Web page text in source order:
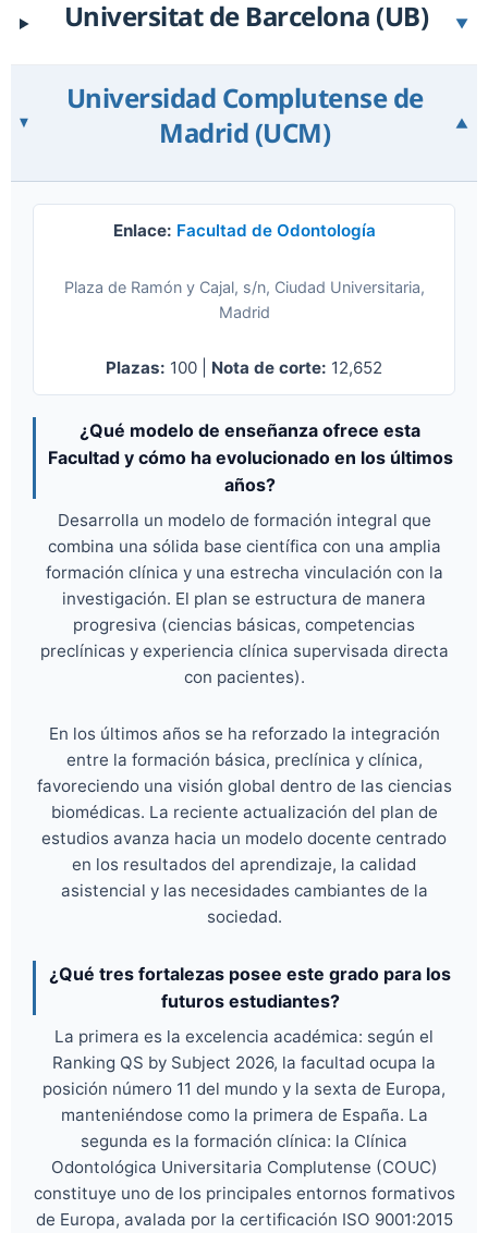
Universitat de Barcelona (UB) ▼
Universidad Complutense de
Madrid (UCM)
▼
Enlace: Facultad de Odontología
Plaza de Ramón y Cajal, s/n, Ciudad Universitaria,
Madrid
Plazas: 100 | Nota de corte: 12,652
¿Qué modelo de enseñanza ofrece esta
Facultad y cómo ha evolucionado en los últimos
años?
Desarrolla un modelo de formación integral que
combina una sólida base científica con una amplia
formación clínica y una estrecha vinculación con la
investigación. El plan se estructura de manera
progresiva (ciencias básicas, competencias
preclínicas y experiencia clínica supervisada directa
con pacientes).
En los últimos años se ha reforzado la integración
entre la formación básica, preclínica y clínica,
favoreciendo una visión global dentro de las ciencias
biomédicas. La reciente actualización del plan de
estudios avanza hacia un modelo docente centrado
en los resultados del aprendizaje, la calidad
asistencial y las necesidades cambiantes de la
sociedad.
¿Qué tres fortalezas posee este grado para los
futuros estudiantes?
La primera es la excelencia académica: según el
Ranking QS by Subject 2026, la facultad ocupa la
posición número 11 del mundo y la sexta de Europa,
manteniéndose como la primera de España. La
segunda es la formación clínica: la Clínica
Odontológica Universitaria Complutense (COUC)
constituye uno de los principales entornos formativos
de Europa, avalada por la certificación ISO 9001:2015